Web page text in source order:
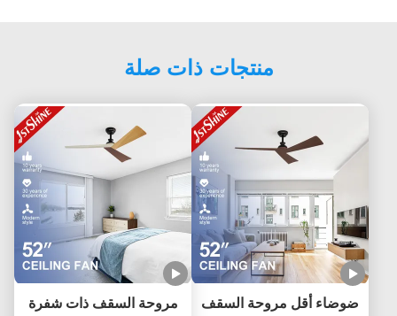
منتجات ذات صلة
ضوضاء أقل مروحة السقف
مروحة السقف ذات شفرة